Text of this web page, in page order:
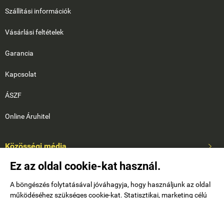
Ez az oldal cookie-kat használ.
A böngészés folytatásával jóváhagyja, hogy használjunk az oldal
működéséhez szükséges cookie-kat. Statisztikai, marketing célú
Szállítási információk
Vásárlási feltételek
Garancia
Kapcsolat
ÁSZF
Online Áruhitel
Közösségi média 